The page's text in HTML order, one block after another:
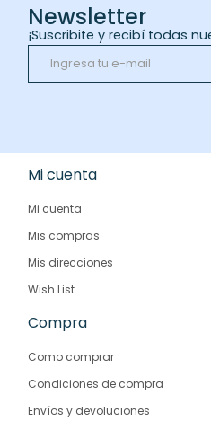
Newsletter
¡Suscribite y recibí todas
Mi cuenta
Mi cuenta
Mis compras
Mis direcciones
Wish List
Compra
Como comprar
Condiciones de compra
Envíos y devoluciones